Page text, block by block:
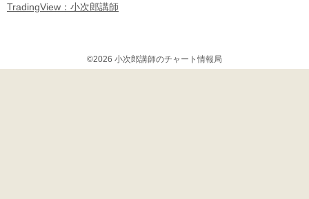
TradingView：小次郎講師
©2026 小次郎講師のチャート情報局